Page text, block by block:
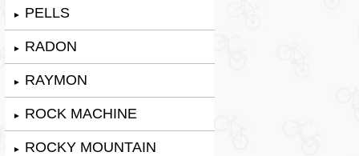
► PELLS
► RADON
► RAYMON
► ROCK MACHINE
► ROCKY MOUNTAIN